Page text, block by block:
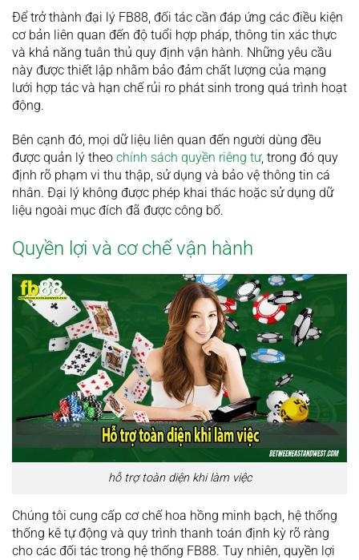
Để trở thành đại lý FB88, đối tác cần đáp ứng các điều kiện
cơ bản liên quan đến độ tuổi hợp pháp, thông tin xác thực
và khả năng tuân thủ quy định vận hành. Những yêu cầu
này được thiết lập nhằm bảo đảm chất lượng của mạng
lưới hợp tác và hạn chế rủi ro phát sinh trong quá trình hoạt
động.
Bên cạnh đó, mọi dữ liệu liên quan đến người dùng đều
được quản lý theo chính sách quyền riêng tư, trong đó quy
định rõ phạm vi thu thập, sử dụng và bảo vệ thông tin cá
nhân. Đại lý không được phép khai thác hoặc sử dụng dữ
liệu ngoài mục đích đã được công bố.
Quyền lợi và cơ chế vận hành
hỗ trợ toàn diện khi làm việc
Chúng tôi cung cấp cơ chế hoa hồng minh bạch, hệ thống
thống kê tự động và quy trình thanh toán định kỳ rõ ràng
cho các đối tác trong hệ thống FB88. Tuy nhiên, quyền lợi